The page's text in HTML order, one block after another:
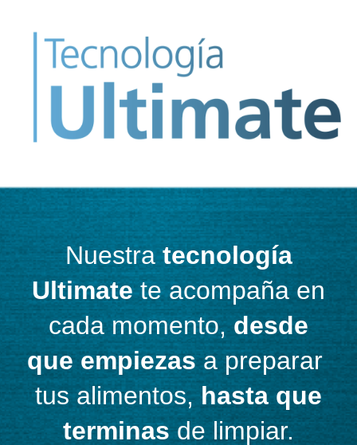
Nuestratecnología
Ultimatete acompaña en
cada momento,desde
que empiezasa preparar
tus alimentos,hasta que
terminasde limpiar.